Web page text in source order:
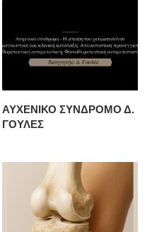
ΑΥΧΕΝΙΚΟ ΣΥΝΔΡΟΜΟ Δ.
ΓΟΥΛΕΣ